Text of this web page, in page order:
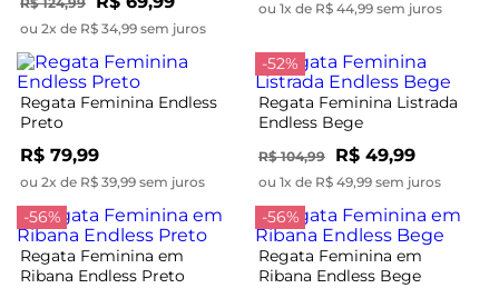
ou 2x de R$ 34,99 sem juros
ou 1x de R$ 44,99 sem juros
Regata Feminina Endless
Preto
R$ 79,99
ou 2x de R$ 39,99 sem juros
-52%
Regata Feminina Listrada
Endless Bege
R$ 104,99 R$ 49,99
ou 1x de R$ 49,99 sem juros
-56%
Regata Feminina em
Ribana Endless Preto
-56%
Regata Feminina em
Ribana Endless Bege